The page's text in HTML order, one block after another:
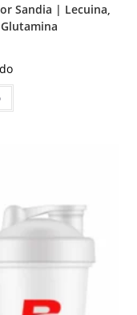
Sandia | Lecuina,